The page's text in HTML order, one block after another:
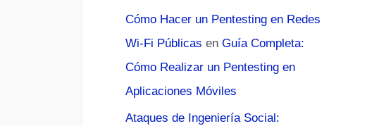
Cómo Hacer un Pentesting en Redes
Wi-Fi Públicas en Guía Completa:
Cómo Realizar un Pentesting en
Aplicaciones Móviles
Ataques de Ingeniería Social: